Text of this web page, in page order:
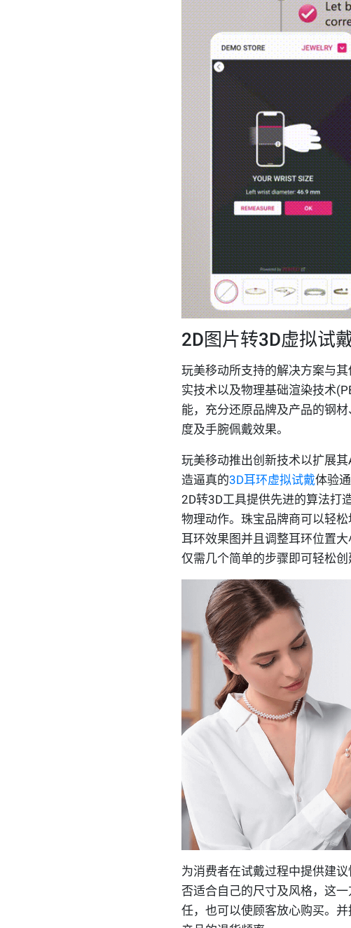
2D图片转3D虚拟试
玩美移动所支持的解决方案与
实技术以及物理基础渲染技术
能，充分还原品牌及产品的钢
度及手腕佩戴效果。
玩美移动推出创新技术以扩展
造逼真的3D耳环虚拟试戴体验
2D转3D工具提供先进的算法打
物理动作。珠宝品牌商可以轻
耳环效果图并且调整耳环位置
仅需几个简单的步骤即可轻松创
为消费者在试戴过程中提供建
否适合自己的尺寸及风格，这
任，也可以使顾客放心购买。